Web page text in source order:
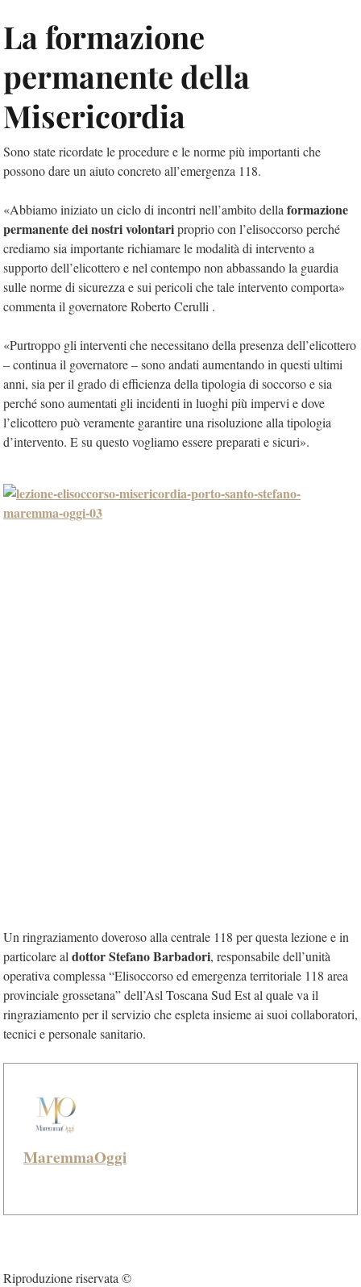
La formazione
permanente della
Misericordia
Sono state ricordate le procedure e le norme più importanti che
possono dare un aiuto concreto all’emergenza 118.
«Abbiamo iniziato un ciclo di incontri nell’ambito dellaformazione
permanente dei nostri volontariproprio con l’elisoccorso perché
crediamo sia importante richiamare le modalità di intervento a
supporto dell’elicottero e nel contempo non abbassando la guardia
sulle norme di sicurezza e sui pericoli che tale intervento comporta»
commenta il governatore Roberto Cerulli .
«Purtroppo gli interventi che necessitano della presenza dell’elicottero
– continua il governatore – sono andati aumentando in questi ultimi
anni, sia per il grado di efficienza della tipologia di soccorso e sia
perché sono aumentati gli incidenti in luoghi più impervi e dove
l’elicottero può veramente garantire una risoluzione alla tipologia
d’intervento. E su questo vogliamo essere preparati e sicuri».
Un ringraziamento doveroso alla centrale 118 per questa lezione e in
particolare aldottor Stefano Barbadori, responsabile dell’unità
operativa complessa “Elisoccorso ed emergenza territoriale 118 area
provinciale grossetana” dell’Asl Toscana Sud Est al quale va il
ringraziamento per il servizio che espleta insieme ai suoi collaboratori,
tecnici e personale sanitario.
MaremmaOggi
Riproduzione riservata ©